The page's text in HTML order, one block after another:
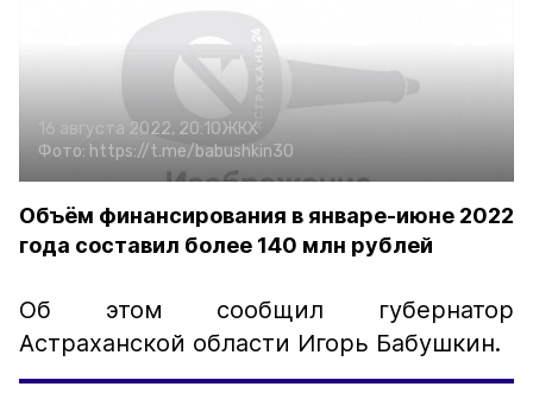
16 августа 2022, 20:10ЖКХ
Фото: https://t.me/babushkin30
Объём финансирования в январе-июне 2022
года составил более 140 млн рублей
Об этом сообщил губернатор
Астраханской области Игорь Бабушкин.